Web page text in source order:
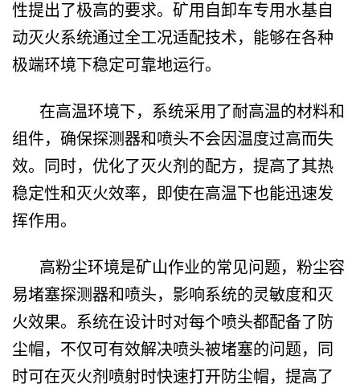
性提出了极高的要求。矿用自卸车专用水基自
动灭火系统通过全工况适配技术，能够在各种
极端环境下稳定可靠地运行。
在高温环境下，系统采用了耐高温的材料和
组件，确保探测器和喷头不会因温度过高而失
效。同时，优化了灭火剂的配方，提高了其热
稳定性和灭火效率，即使在高温下也能迅速发
挥作用。
高粉尘环境是矿山作业的常见问题，粉尘容
易堵塞探测器和喷头，影响系统的灵敏度和灭
火效果。系统在设计时对每个喷头都配备了防
尘帽，不仅可有效解决喷头被堵塞的问题，同
时可在灭火剂喷射时快速打开防尘帽，提高了